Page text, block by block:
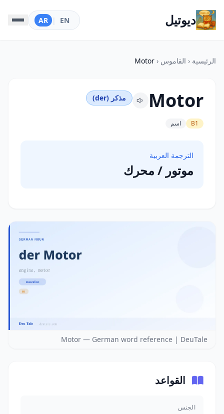
ديوتيل EN
|
AR
الرئيسية ‹ القاموس ‹
Motor
Motor مذكر (der)
B1 اسم
الترجمة العربية
موتور / محرك
Motor — German word reference | DeuTale
القواعد
الجنس